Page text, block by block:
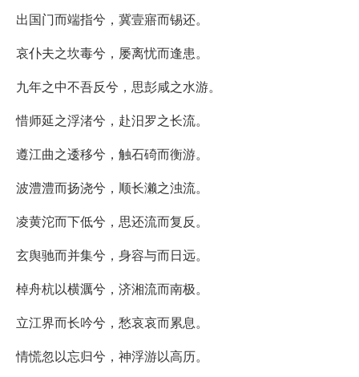
出国门而端指兮，冀壹寤而锡还。
哀仆夫之坎毒兮，屡离忧而逢患。
九年之中不吾反兮，思彭咸之水游。
惜师延之浮渚兮，赴汨罗之长流。
遵江曲之逶移兮，触石碕而衡游。
波澧澧而扬浇兮，顺长濑之浊流。
凌黄沱而下低兮，思还流而复反。
玄舆驰而并集兮，身容与而日远。
棹舟杭以横濿兮，济湘流而南极。
立江界而长吟兮，愁哀哀而累息。
情慌忽以忘归兮，神浮游以高历。